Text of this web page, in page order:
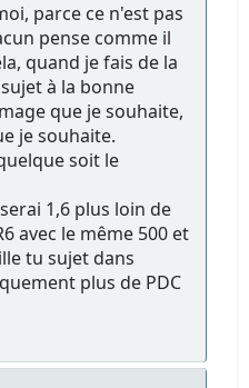
parce ce n'est pas
pense comme il
quand je fais de la
à la bonne
que je souhaite,
je souhaite.
soit le
1,6 plus loin de
avec le même 500 et
tu sujet dans
plus de PDC